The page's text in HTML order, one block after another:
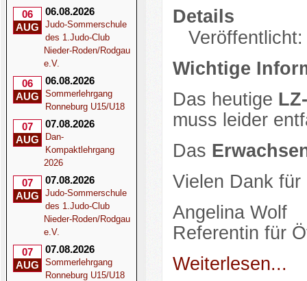
06
AUG
06.08.2026
Judo-Sommerschule
des 1.Judo-Club
Nieder-Roden/Rodgau
e.V.
06
AUG
06.08.2026
Sommerlehrgang
Ronneburg U15/U18
07
AUG
07.08.2026
Dan-
Kompaktlehrgang
2026
07
AUG
07.08.2026
Judo-Sommerschule
des 1.Judo-Club
Nieder-Roden/Rodgau
e.V.
07
AUG
07.08.2026
Sommerlehrgang
Ronneburg U15/U18
Details
Wichtige
Das heutige
muss leider
Das
Vielen Dank für
Angelina Wolf
Referentin für
Weiterlesen...